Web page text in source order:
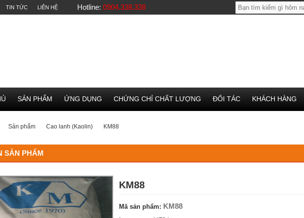
TIN TỨC LIÊN HỆ Hotline: 0904.338.338
SẢN PHẨM ỨNG DỤNG CHỨNG CHỈ CHẤT LƯỢNG ĐỐI TÁC KHÁCH HÀNG
Sản phẩm Cao lanh (Kaolin) KM88
SẢN PHẨM
KM88
Mã sản phẩm: KM88